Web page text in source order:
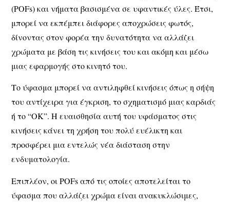
(POFs) και νήματα βασισμένα σε υφαντικές ύλες. Έτσι,
μπορεί να εκπέμπει διάφορες αποχρώσεις φωτός,
δίνοντας στον φορέα την δυνατότητα να αλλάζει
χρώματα με βάση τις κινήσεις του και ακόμη και μέσω
μιας εφαρμογής στο κινητό του.
Το ύφασμα μπορεί να αντιληφθεί κινήσεις όπως η σήψη
του αντίχειρα για έγκριση, το σχηματισμό μιας καρδιάς
ή το “ΟΚ”. Η ευαισθησία αυτή του υφάσματος στις
κινήσεις κάνει τη χρήση του πολύ ευέλικτη και
προσφέρει μια εντελώς νέα διάσταση στην
ενδυματολογία.
Επιπλέον, οι POFs από τις οποίες αποτελείται το
ύφασμα που αλλάζει χρώμα είναι ανακυκλώσιμες,